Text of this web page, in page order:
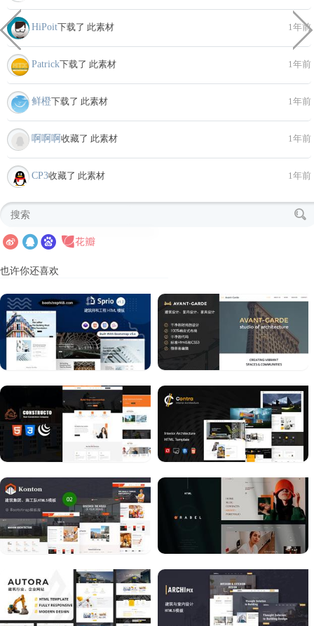
HiPoit下载了 此素材 1年前
Patrick下载了 此素材 1年前
鲜橙下载了 此素材 1年前
啊啊啊 收藏了 此素材 1年前
CP3收藏了 此素材 1年前
也许你还喜欢